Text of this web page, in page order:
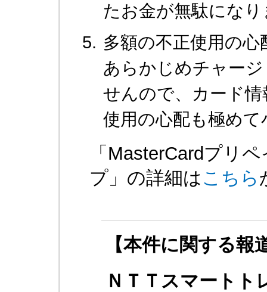
たお金が無駄にな
多額の不正使用の心
あらかじめチャー
せんので、カード
使用の心配も極め
「MasterCardプリ
プ」の詳細は こちら
【本件に関する
ＮＴＴスマートト